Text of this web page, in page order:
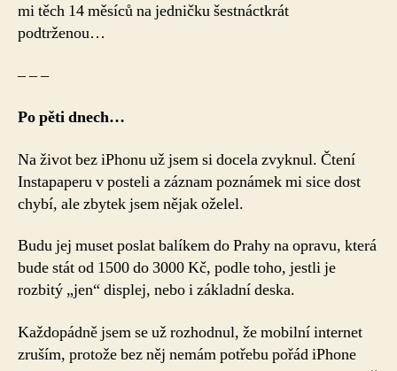
mi těch 14 měsíců na jedničku šestnáctkrát
podtrženou…
– – –
Po pěti dnech…
Na život bez iPhonu už jsem si docela zvyknul. Čtení
Instapaperu v posteli a záznam poznámek mi sice dost
chybí, ale zbytek jsem nějak oželel.
Budu jej muset poslat balíkem do Prahy na opravu, která
bude stát od 1500 do 3000 Kč, podle toho, jestli je
rozbitý „jen“ displej, nebo i základní deska.
Každopádně jsem se už rozhodnul, že mobilní internet
zruším, protože bez něj nemám potřebu pořád iPhone